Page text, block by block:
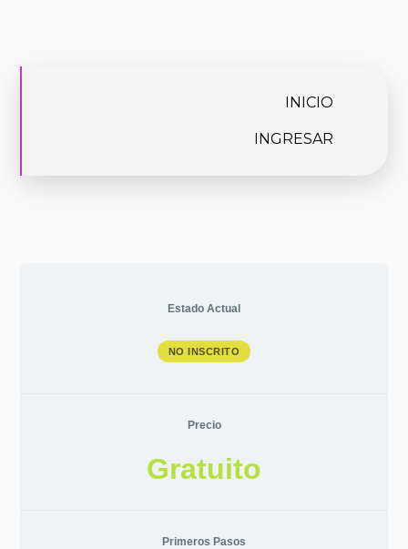
INICIO
INGRESAR
Estado Actual
NO INSCRITO
Precio
Gratuito
Primeros Pasos